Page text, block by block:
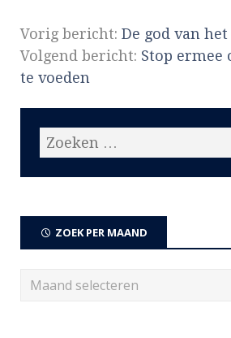
Vorig bericht: De god van
Volgend bericht: Stop ermee
te voeden
ZOEK PER MAAND